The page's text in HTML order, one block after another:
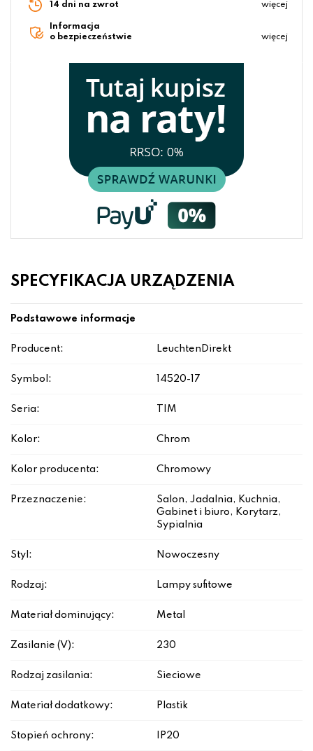
14 dni na zwrot więcej
Informacja
o bezpieczeństwie
więcej
SPECYFIKACJA URZĄDZENIA
Podstawowe informacje
Producent: LeuchtenDirekt
Symbol: 14520-17
Seria: TIM
Kolor: Chrom
Kolor producenta: Chromowy
Przeznaczenie:
Salon, Jadalnia, Kuchnia,
Gabinet i biuro, Korytarz,
Sypialnia
Styl: Nowoczesny
Rodzaj: Lampy sufitowe
Materiał dominujący: Metal
Zasilanie (V): 230
Rodzaj zasilania: Sieciowe
Materiał dodatkowy: Plastik
Stopień ochrony: IP20